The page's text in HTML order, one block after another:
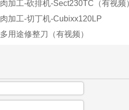
肉加工-砍排机-Sect230TC（有视频
肉加工-切丁机-Cubixx120LP
多用途修整刀（有视频）